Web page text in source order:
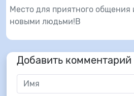
Место для приятного общения
новыми людьми!В
Добавить комментарий